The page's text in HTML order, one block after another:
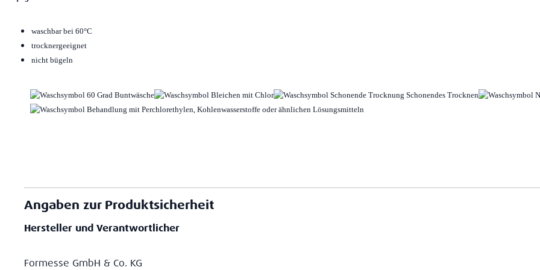
waschbar bei 60°C
trocknergeeignet
nicht bügeln
Angaben zur Produktsicherheit
Hersteller und Verantwortlicher
Formesse GmbH & Co. KG